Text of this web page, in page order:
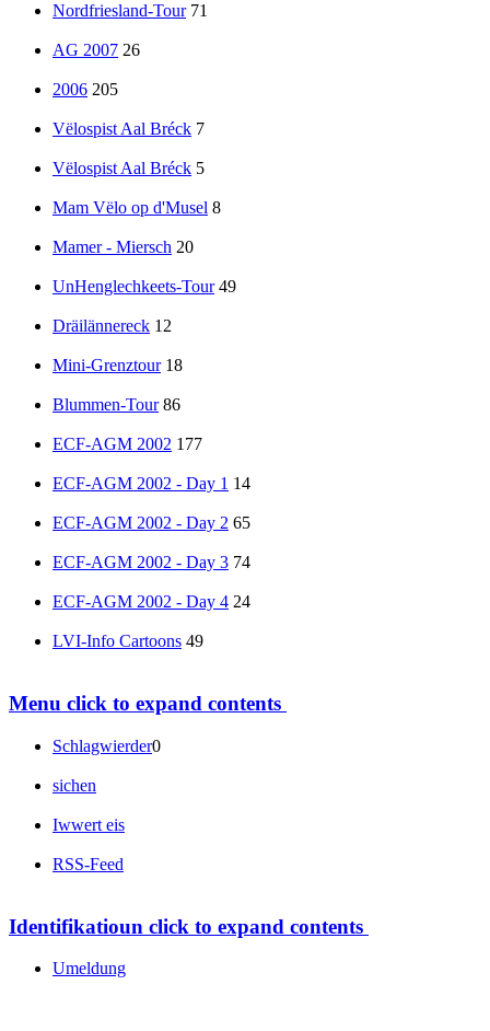
Nordfriesland-Tour 71
AG 2007 26
2006 205
Vëlospist Aal Bréck 7
Vëlospist Aal Bréck 5
Mam Vëlo op d'Musel 8
Mamer - Miersch 20
UnHenglechkeets-Tour 49
Dräilännereck 12
Mini-Grenztour 18
Blummen-Tour 86
ECF-AGM 2002 177
ECF-AGM 2002 - Day 1 14
ECF-AGM 2002 - Day 2 65
ECF-AGM 2002 - Day 3 74
ECF-AGM 2002 - Day 4 24
LVI-Info Cartoons 49
Menu click to expand contents
Schlagwierder0
sichen
Iwwert eis
RSS-Feed
Identifikatioun click to expand contents
Umeldung